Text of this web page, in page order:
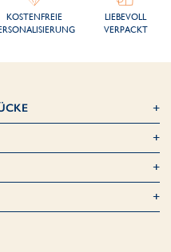
KOSTENFREIE
LIEBEVOLL
VERPACKT